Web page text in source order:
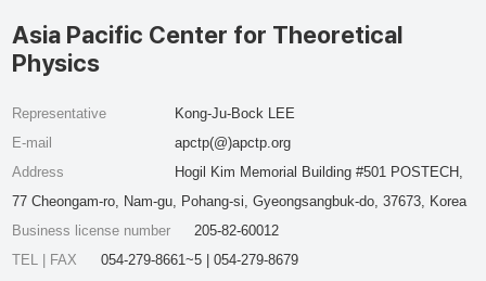
Asia Pacific Center for Theoretical
Physics
Representative
Kong-Ju-Bock LEE
E-mail
apctp(@)apctp.org
Address
Hogil Kim Memorial Building #501 POSTECH,
77 Cheongam-ro, Nam-gu, Pohang-si, Gyeongsangbuk-do, 37673, Korea
Business license number
205-82-60012
TEL | FAX
054-279-8661~5 | 054-279-8679